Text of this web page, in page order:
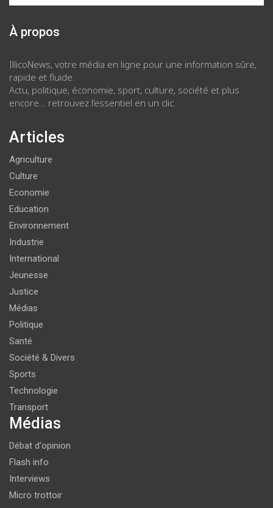
À propos
IllicoNews, votre média en ligne pour une information sûre,
rapide et fluide.
Actu, politique, économie, sport, culture, société et plus
encore… retrouvez l’essentiel en un clic.
Articles
Agriculture
Culture
Economie
Education
Environnement
Industrie
International
Jeunesse
Justice
Médias
Politique
Santé
Société & Divers
Sports
Technologie
Transport
Médias
Débat d'opinion
Flash info
Interviews
Micro trottoir